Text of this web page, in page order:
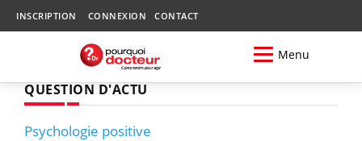
INSCRIPTION CONNEXION CONTACT
Menu
QUESTION D'ACTU
Psychologie positive